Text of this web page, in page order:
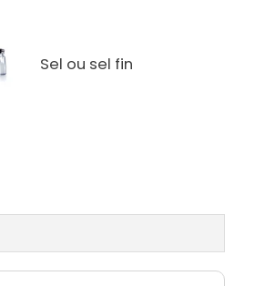
Sel ou sel fin